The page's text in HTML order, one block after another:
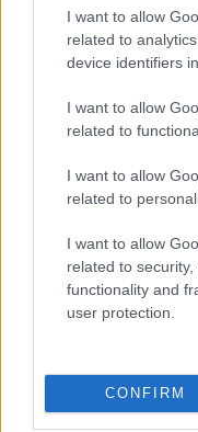
I want to allow
related to
device identifiers
I want to allow
related to
I want to allow
related to
I want to allow
related to
functionality and
user protection.
CONFIRM
HÍRLEVÉL
E-mail cím
Feliratkozom a
szabályzatot!